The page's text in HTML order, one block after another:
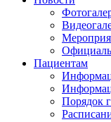
Пациентам
Порядок